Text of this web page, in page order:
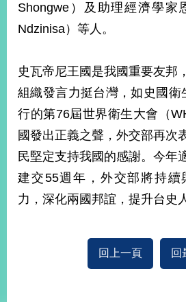
新
心
外
交
資
訊
國
家
與
Shongwe）及助理經濟學家
Ndzinisa）等人。
史瓦帝尼王國是我國重要友邦
組織發言力挺台灣，如史國衛
行的第76屆世界衛生大會（
國發出正義之聲，外交部再次
民堅定支持我國的感謝。今年
建交55週年，外交部將持續
力，深化兩國邦誼，提升台史
回上一頁 回